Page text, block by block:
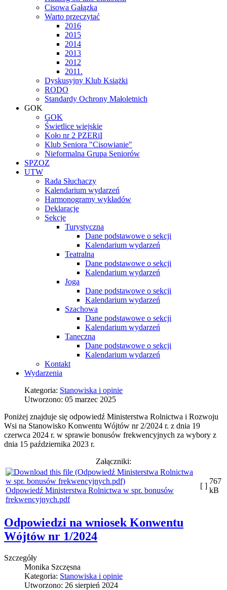
Cisowa Gałązka
Warto przeczytać
2016
2015
2014
2013
2012
2011.
Dyskusyjny Klub Książki
RODO
Standardy Ochrony Małoletnich
GOK
GOK
Świetlice wiejskie
Koło nr 2 PZERiI
Klub Seniora "Cisowianie"
Nieformalna Grupa Seniorów
SPZOZ
UTW
Rada Słuchaczy
Kalendarium wydarzeń
Harmonogramy wykładów
Deklaracje
Sekcje
Turystyczna
Dane podstawowe o sekcji
Kalendarium wydarzeń
Teatralna
Dane podstawowe o sekcji
Kalendarium wydarzeń
Joga
Dane podstawowe o sekcji
Kalendarium wydarzeń
Szachowa
Dane podstawowe o sekcji
Kalendarium wydarzeń
Taneczna
Dane podstawowe o sekcji
Kalendarium wydarzeń
Kontakt
Wydarzenia
Kategoria: Stanowiska i opinie
Utworzono: 05 marzec 2025
Poniżej znajduje się odpowiedź Ministerstwa Rolnictwa i Rozwoju
Wsi na Stanowisko Konwentu Wójtów nr 2/2024 r. z dnia 19
czerwca 2024 r. w sprawie bonusów frekwencyjnych za wybory z
dnia 15 października 2023 r.
Załączniki:
Odpowiedź Ministerstwa Rolnictwa w spr. bonusów
frekwencyjnych.pdf
[ ]
767
kB
Odpowiedzi na wniosek Konwentu
Wójtów nr 1/2024
Szczegóły
Monika Szczęsna
Kategoria: Stanowiska i opinie
Utworzono: 26 sierpień 2024